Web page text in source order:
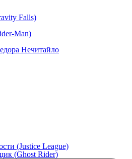
Falls)
Man)
Нечитайло
(Justice League)
(Ghost Rider)